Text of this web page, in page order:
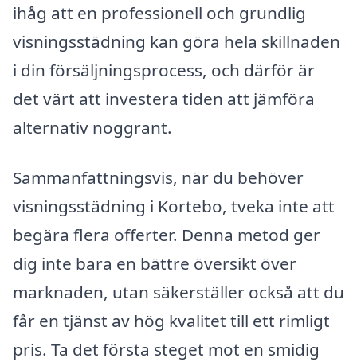
ihåg att en professionell och grundlig
visningsstädning kan göra hela skillnaden
i din försäljningsprocess, och därför är
det värt att investera tiden att jämföra
alternativ noggrant.
Sammanfattningsvis, när du behöver
visningsstädning i Kortebo, tveka inte att
begära flera offerter. Denna metod ger
dig inte bara en bättre översikt över
marknaden, utan säkerställer också att du
får en tjänst av hög kvalitet till ett rimligt
pris. Ta det första steget mot en smidig